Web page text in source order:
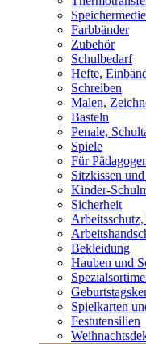
Farbbänder
Zubehör
Schulbedarf
Hefte,
Schreiben
Malen,
Basteln
Penale,
Spiele
Für
Sitzkissen
Kinder-
Sicherheit
Bekleidung
Hauben und
Spielkarten
Festutensilien